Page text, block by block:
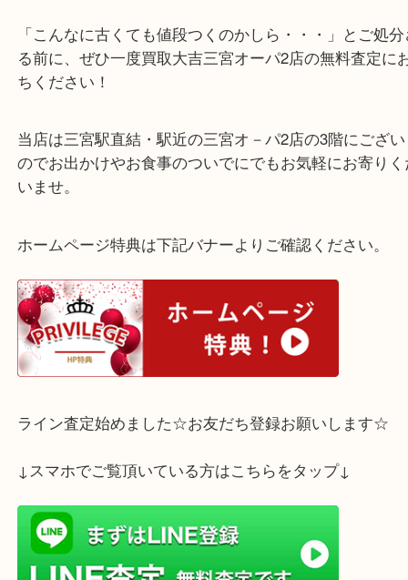
神戸市北区のお客様よりオメガ ジュネーブ 手巻き
買取させていただきました。
50年近く前のかなりのヴィンテージ時計ですが、な
稼働しており、まだまだお使いいただけるご状態で
で、
お客様もご納得の金額でお買取させていただきまし
当店ではオメガを始め、ロレックスやカルティエな
ンテージ時計も買取強化しております！
ざいますので、
「こんなに古くても値段つくのかしら・・・」とご
る前に、ぜひ一度買取大吉三宮オーパ2店の無料査
ちください！